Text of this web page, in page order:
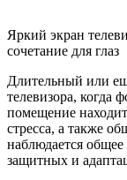
Яркий экран
сочетание для глаз
Длительный или
телевизора, когда
помещение
стресса, а также
наблюдается
защитных и